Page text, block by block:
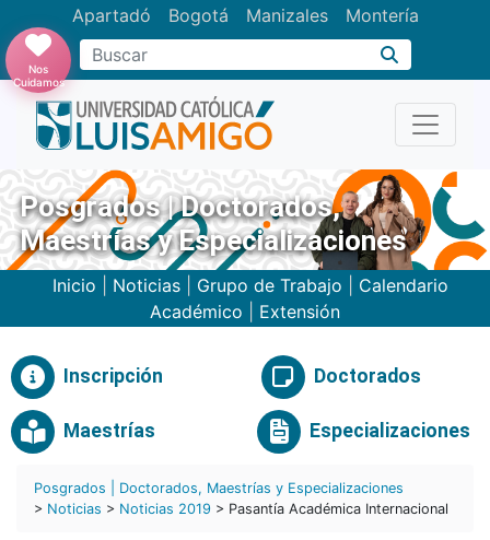
Apartadó Bogotá Manizales Montería
Buscar
Nos
Cuidamos
Posgrados | Doctorados,
Maestrías y Especializaciones
Inicio Noticias Grupo de Trabajo
Calendario
Académico
Extensión
Inscripción Doctorados
Maestrías Especializaciones
Posgrados | Doctorados, Maestrías y Especializaciones
> Noticias > Noticias 2019 > Pasantía Académica Internacional